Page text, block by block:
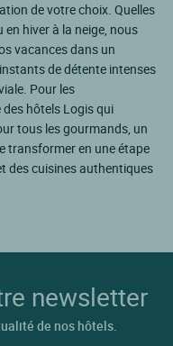
de votre choix. Quelles
en hiver à la neige, nous
vacances dans un
de détente intenses
Pour les
hôtels Logis qui
tous les gourmands, un
transformer en une étape
des cuisines authentiques
newsletter
de nos hôtels.